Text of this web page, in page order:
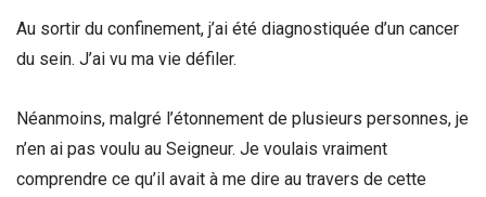
Au sortir du confinement, j’ai été diagnostiquée d’un cancer
du sein. J’ai vu ma vie défiler.
Néanmoins, malgré l’étonnement de plusieurs personnes, je
n’en ai pas voulu au Seigneur. Je voulais vraiment
comprendre ce qu’il avait à me dire au travers de cette